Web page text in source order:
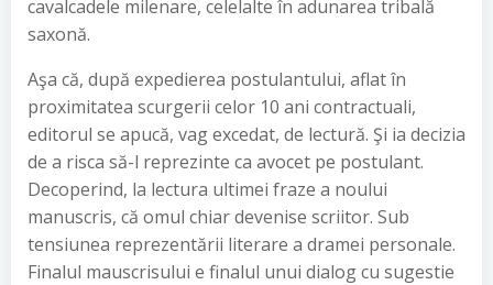
cavalcadele milenare, celelalte în adunarea tribală
saxonă.
Aşa că, după expedierea postulantului, aflat în
proximitatea scurgerii celor 10 ani contractuali,
editorul se apucă, vag excedat, de lectură. Şi ia decizia
de a risca să-l reprezinte ca avocet pe postulant.
Decoperind, la lectura ultimei fraze a noului
manuscris, că omul chiar devenise scriitor. Sub
tensiunea reprezentării literare a dramei personale.
Finalul mauscrisului e finalul unui dialog cu sugestie